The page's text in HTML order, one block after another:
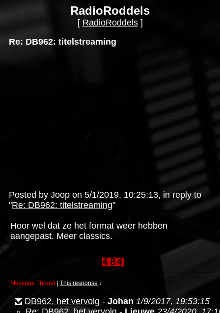
RadioRoddels
[ RadioRoddels]
Re: DB962: titelstreaming
Posted by Joop on 5/1/2019, 10:25:13, in reply to
"Re: DB962: titelstreaming"
Hoor wel dat ze het format weer hebben
aangepast. Meer classics.
Message Thread This response ↓
DB962, het vervolg - Johan 1/9/2017, 19:53:15